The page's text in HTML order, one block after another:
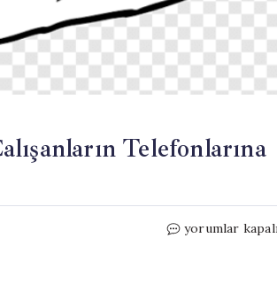
Telefonlarına
ABD,
yorumlar